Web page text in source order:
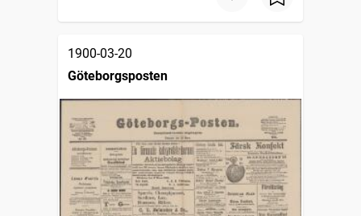
1900-03-20
Göteborgsposten